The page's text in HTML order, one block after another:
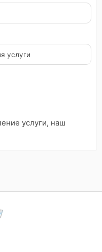
услуги
услуги, наш